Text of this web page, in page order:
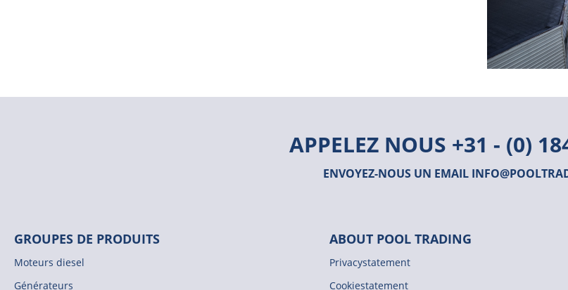
APPELEZ NOUS +31 - (0)
ENVOYEZ-NOUS UN EMAIL
GROUPES DE PRODUITS
Moteurs diesel
Générateurs
ABOUT POOL TRADING
Privacystatement
Cookiestatement